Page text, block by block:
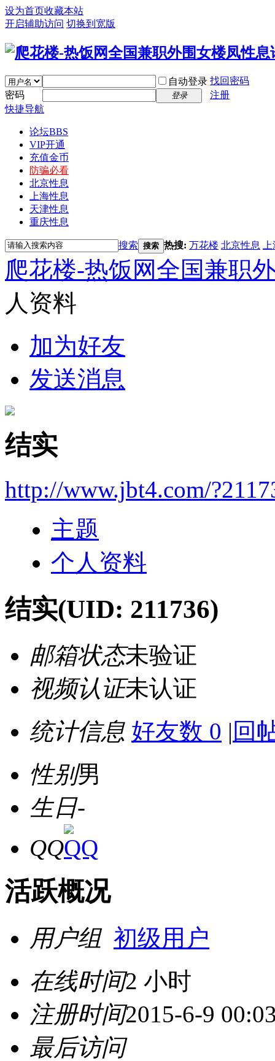
设为首页收藏本站
开启辅助访问 切换到宽版
自动登录 找回密码
密码
登录
注册
快捷导航
论坛BBS
VIP开通
充值金币
防骗必看
北京性息
上海性息
天津性息
重庆性息
搜索 搜索 热搜: 万花楼 北京性息
爬花楼-热饭网全国兼职
人资料
加为好友
发送消息
结实
http://www.jbt4.com/
主题
个人资料
结实(UID: 211736)
邮箱状态未验证
视频认证未认证
统计信息 好友数 0 | 回
性别男
生日-
QQ
活跃概况
用户组 初级用户
在线时间2 小时
注册时间2015-6-9
最后访问